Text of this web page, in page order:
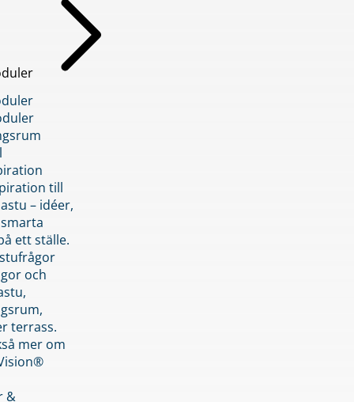
till
– idéer,
ett ställe.
och
terrass.
mer om
&